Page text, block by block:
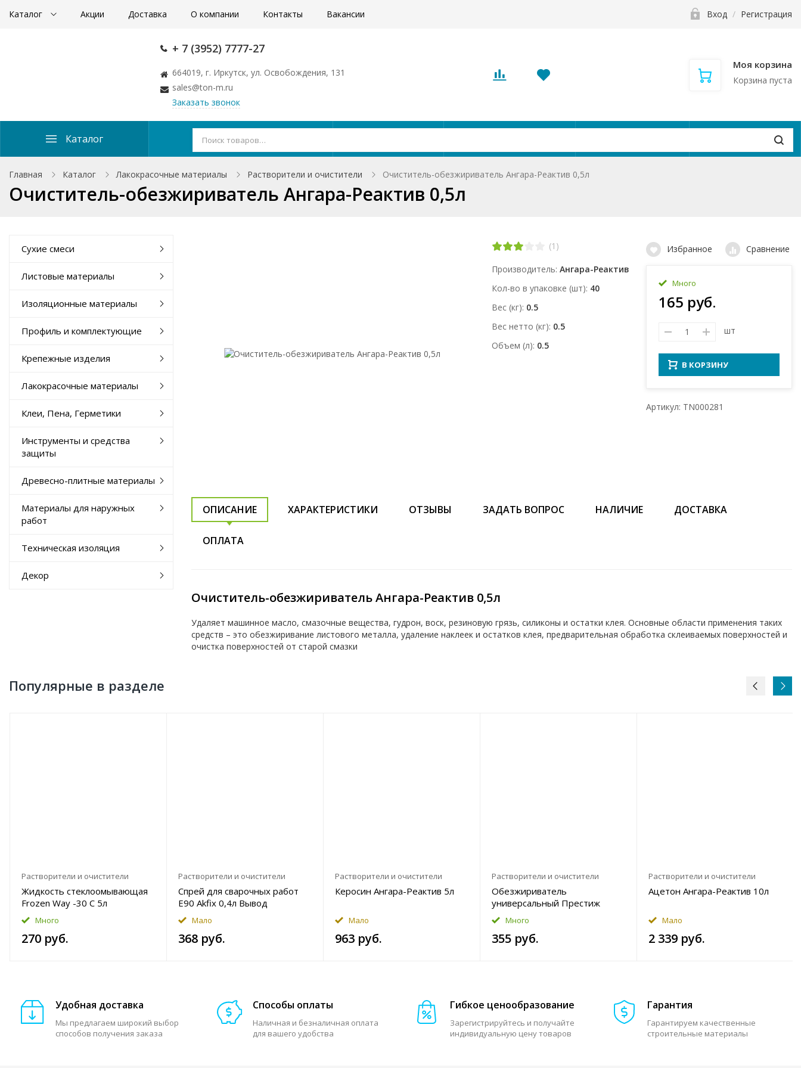
Каталог Акции Доставка О компании Контакты Вакансии Вход / Регистрация
+ 7 (3952) 7777-27
664019, г. Иркутск, ул. Освобождения, 131
sales@ton-m.ru
Заказать звонок
Моя корзина
Корзина пуста
Каталог
Главная Каталог Лакокрасочные материалы Растворители и очистители Очиститель-обезжириватель Ангара-Реактив 0,5л
Очиститель-обезжириватель Ангара-Реактив 0,5л
Сухие смеси
Листовые материалы
Изоляционные материалы
Профиль и комплектующие
Крепежные изделия
Лакокрасочные материалы
Клеи, Пена, Герметики
Инструменты и средства
защиты
Древесно-плитные материалы
Материалы для наружных
работ
Техническая изоляция
Декор
(1)
Производитель Ангара-Реактив
Кол-во в упаковке (шт) 40
Вес (кг) 0.5
Вес нетто (кг) 0.5
Объем (л) 0.5
Избранное Сравнение
Много
165 руб.
шт
В КОРЗИНУ
Артикул: TN000281
ОПИСАНИЕ ХАРАКТЕРИСТИКИ ОТЗЫВЫ ЗАДАТЬ ВОПРОС НАЛИЧИЕ ДОСТАВКА
ОПЛАТА
Очиститель-обезжириватель Ангара-Реактив 0,5л
Удаляет машинное масло, смазочные вещества, гудрон, воск, резиновую грязь, силиконы и остатки клея. Основные области применения таких
средств – это обезжиривание листового металла, удаление наклеек и остатков клея, предварительная обработка склеиваемых поверхностей и
очистка поверхностей от старой смазки
Популярные в разделе
Растворители и очистители
Жидкость стеклоомывающая
Frozen Way -30 C 5л
Много
270 руб.
Растворители и очистители
Спрей для сварочных работ
Е90 Akfix 0,4л Вывод
Мало
368 руб.
Растворители и очистители
Керосин Ангара-Реактив 5л
Мало
963 руб.
Растворители и очистители
Обезжириватель
универсальный Престиж
0,425лМного
355 руб.
Растворители и очистители
Ацетон Ангара-Реактив 10л
Мало
2 339 руб.
Удобная доставка
Мы предлагаем широкий выбор
способов получения заказа
Способы оплаты
Наличная и безналичная оплата
для вашего удобства
Гибкое ценообразование
Зарегистрируйтесь и получайте
индивидуальную цену товаров
Гарантия
Гарантируем качественные
строительные материалы